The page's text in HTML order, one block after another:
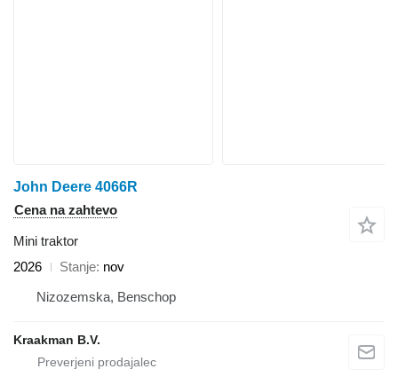
John Deere 4066R
Cena na zahtevo
Mini traktor
2026
Stanje nov
Nizozemska, Benschop
Kraakman B.V.